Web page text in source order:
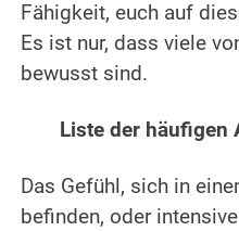
Fähigkeit, euch auf
Es ist nur, dass viele
bewusst sind.
Liste der
Das Gefühl, sich in
befinden, oder